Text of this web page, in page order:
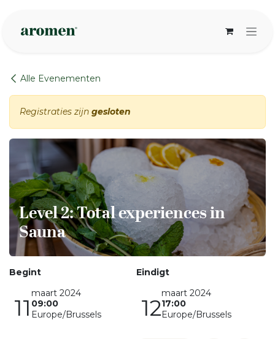
Alle Evenementen
Registraties zijn gesloten
Level 2: Total experiences in
Sauna
Begint
11
maart 2024
09:00
Europe/Brussels
Eindigt
12
maart 2024
17:00
Europe/Brussels